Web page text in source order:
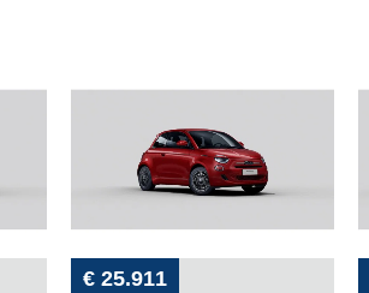
€ 25.911